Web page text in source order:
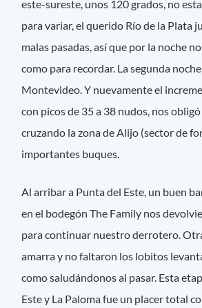
este-sureste, unos 120 grados, no
para variar, el querido Río de la Plata
malas pasadas, así que por la noche
como para recordar. La segunda
Montevideo. Y nuevamente el
con picos de 35 a 38 nudos, nos
cruzando la zona de Alijo (sector de
importantes buques.
Al arribar a Punta del Este, un buen
en el bodegón The Family nos
para continuar nuestro derrotero.
amarra y no faltaron los lobitos
como saludándonos al pasar. Esta
Este y La Paloma fue un placer total